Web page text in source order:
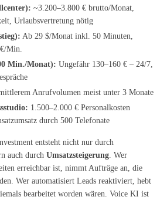
~3.200–3.800 € brutto/Monat,
Urlaubsvertretung nötig
Ab 29 $/Monat inkl. 50 Minuten,
Min.
Min./Monat): Ungefähr 130–160 € – 24/7,
Anrufvolumen meist unter 3 Monate
1.500–2.000 € Personalkosten
durch 500 Telefonate
entsteht nicht nur durch
auch durch Umsatzsteigerung. Wer
erreichbar ist, nimmt Aufträge an, die
Wer automatisiert Leads reaktiviert, hebt
bearbeitet worden wären. Voice KI ist